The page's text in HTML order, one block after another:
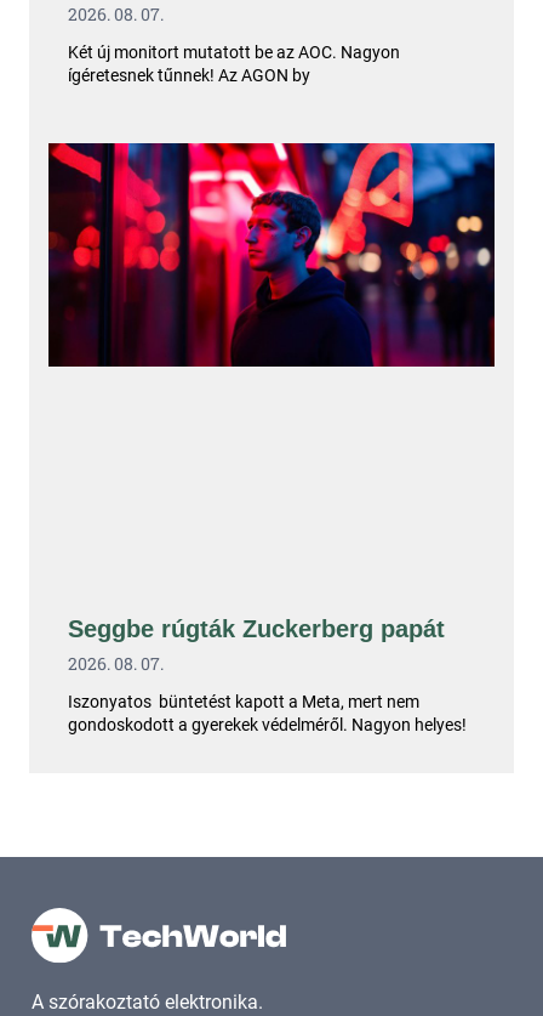
2026. 08. 07.
Két új monitort mutatott be az AOC. Nagyon
ígéretesnek tűnnek! Az AGON by
Seggbe rúgták Zuckerberg papát
2026. 08. 07.
Iszonyatos büntetést kapott a Meta, mert nem
gondoskodott a gyerekek védelméről. Nagyon helyes!
A szórakoztató elektronika.